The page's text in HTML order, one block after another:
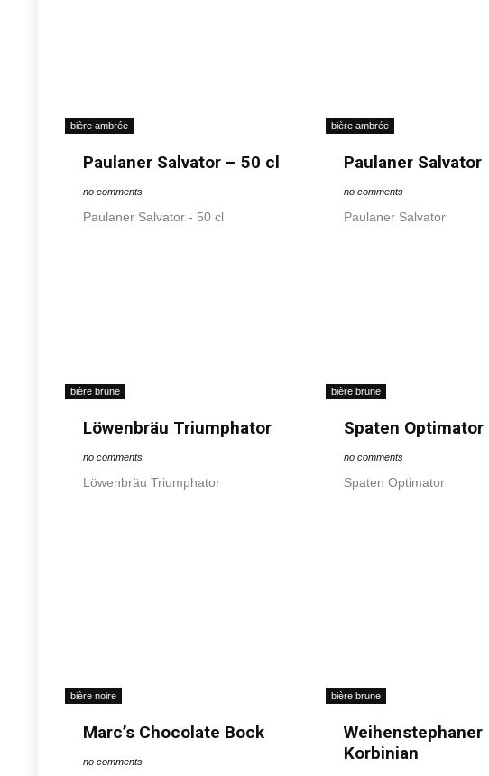
bière ambrée
Paulaner Salvator – 50 cl
no comments
Paulaner Salvator - 50 cl
bière ambrée
Paulaner Salvator
no comments
Paulaner Salvator
bière brune
Löwenbräu Triumphator
no comments
Löwenbräu Triumphator
bière brune
Spaten Optimator
no comments
Spaten Optimator
bière noire
Marc’s Chocolate Bock
no comments
bière brune
Weihenstephaner
Korbinian